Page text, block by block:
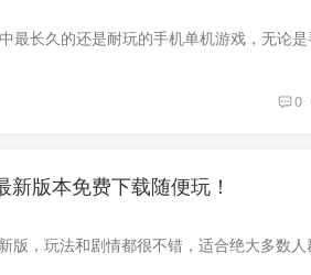
0
版本免费下载随便玩！